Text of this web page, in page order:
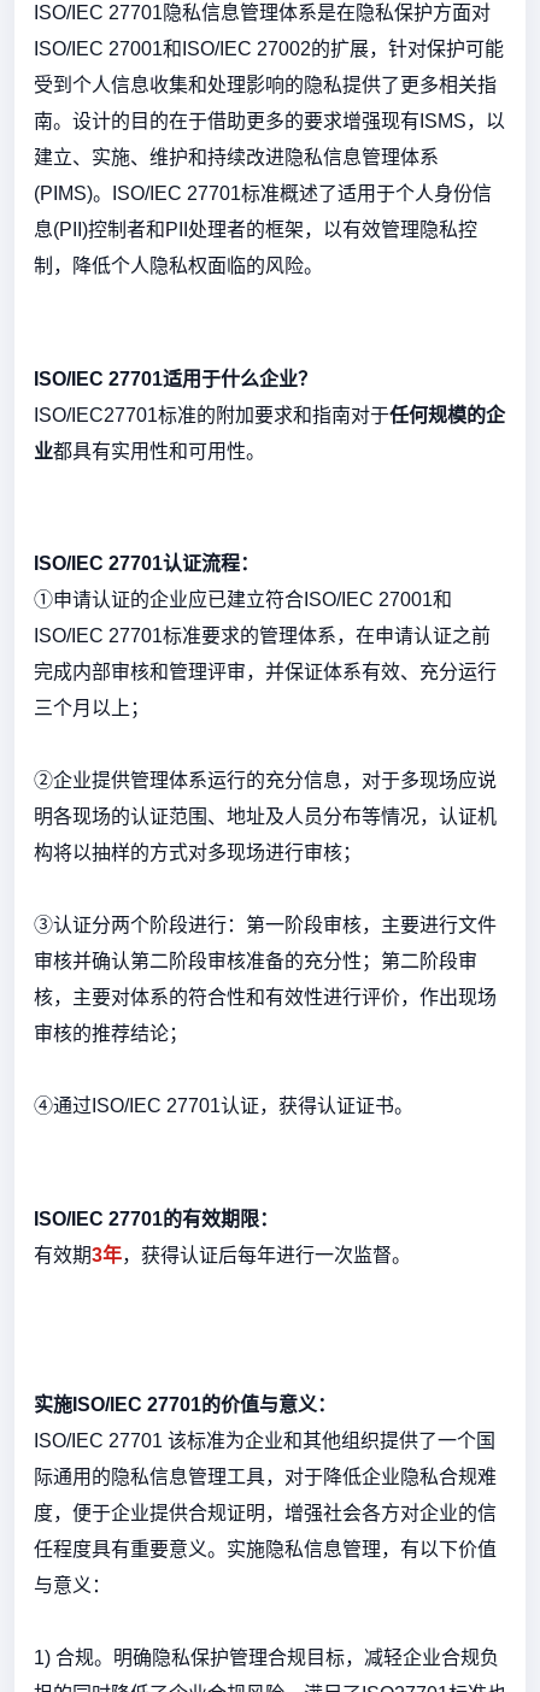
ISO/IEC 27701隐私信息管理体系是在隐私保护方面对
ISO/IEC 27001和ISO/IEC 27002的扩展，针对保护可能
受到个人信息收集和处理影响的隐私提供了更多相关指
南。设计的目的在于借助更多的要求增强现有ISMS，以
建立、实施、维护和持续改进隐私信息管理体系
(PIMS)。ISO/IEC 27701标准概述了适用于个人身份信
息(PII)控制者和PII处理者的框架，以有效管理隐私控
制，降低个人隐私权面临的风险。
ISO/IEC 27701适用于什么企业？
ISO/IEC27701标准的附加要求和指南对于任何规模的企
业都具有实用性和可用性。
ISO/IEC 27701认证流程：
①申请认证的企业应已建立符合ISO/IEC 27001和
ISO/IEC 27701标准要求的管理体系，在申请认证之前
完成内部审核和管理评审，并保证体系有效、充分运行
三个月以上；
②企业提供管理体系运行的充分信息，对于多现场应说
明各现场的认证范围、地址及人员分布等情况，认证机
构将以抽样的方式对多现场进行审核；
③认证分两个阶段进行：第一阶段审核，主要进行文件
审核并确认第二阶段审核准备的充分性；第二阶段审
核，主要对体系的符合性和有效性进行评价，作出现场
审核的推荐结论；
④通过ISO/IEC 27701认证，获得认证证书。
ISO/IEC 27701的有效期限：
有效期3年，获得认证后每年进行一次监督。
实施ISO/IEC 27701的价值与意义：
ISO/IEC 27701 该标准为企业和其他组织提供了一个国
际通用的隐私信息管理工具，对于降低企业隐私合规难
度，便于企业提供合规证明，增强社会各方对企业的信
任程度具有重要意义。实施隐私信息管理，有以下价值
与意义：
1) 合规。明确隐私保护管理合规目标，减轻企业合规负